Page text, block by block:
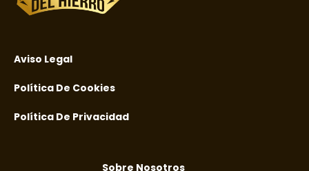
Aviso Legal
Política De Cookies
Política De Privacidad
Sobre Nosotros